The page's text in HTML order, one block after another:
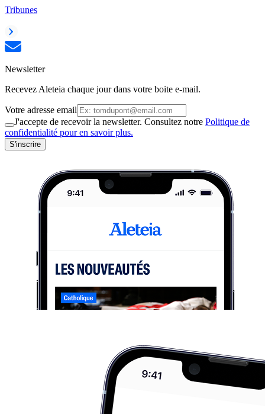
Tribunes
Newsletter
Recevez Aleteia chaque jour dans votre boite e-mail.
Votre adresse email
J'accepte de recevoir la newsletter. Consultez notre Politique de
confidentialité pour en savoir plus.
S'inscrire